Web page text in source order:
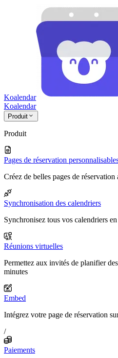
Koalendar
Koalendar
Produit
Produit
Pages de réservation
Créez de belles pages de
Synchronisation des calendriers
Synchronisez tous vos calendriers
Réunions virtuelles
Permettez aux invités de planifier
minutes
Embed
Intégrez votre page de réservation
/
Paiements